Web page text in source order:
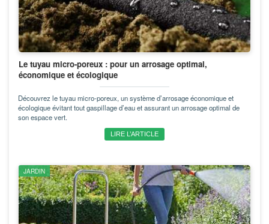
Le tuyau micro-poreux : pour un arrosage optimal,
économique et écologique
Découvrez le tuyau micro-poreux, un système d’arrosage économique et
écologique évitant tout gaspillage d’eau et assurant un arrosage optimal de
son espace vert.
LIRE L’ARTICLE
JARDIN